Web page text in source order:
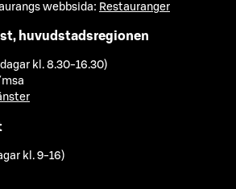
webbsida: Restauranger
huvudstadsregionen
kl. 8.30-16.30)
kl. 9-16)